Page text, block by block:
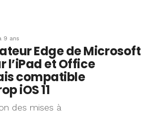
9 ans
Edge de Microsoft
l’iPad et Office
compatible
iOS 11
des mises à